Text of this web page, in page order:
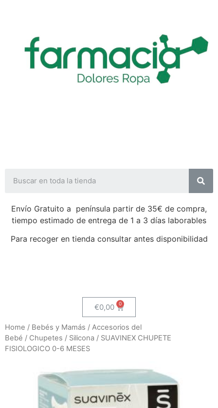
Envío Gratuito a península partir de 35€ de compra,
tiempo estimado de entrega de 1 a 3 días laborables
Para recoger en tienda consultar antes disponibilidad
€0,00
Home / Bebés y Mamás / Accesorios del
Bebé / Chupetes / Silicona / SUAVINEX CHUPETE
FISIOLOGICO 0-6 MESES